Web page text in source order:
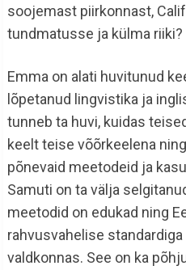
soojemast piirkonnast,
tundmatusse ja külma riiki?
Emma on alati huvitunud
lõpetanud lingvistika ja
tunneb ta huvi, kuidas
keelt teise võõrkeelena
põnevaid meetodeid ja
Samuti on ta välja
meetodid on edukad ning
rahvusvahelise
valdkonnas. See on ka